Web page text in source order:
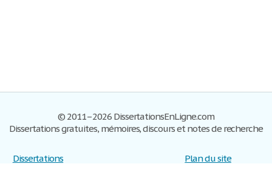
© 2011–2026 DissertationsEnLigne.com
Dissertations gratuites, mémoires, discours et notes de recherche
Dissertations
Plan du site